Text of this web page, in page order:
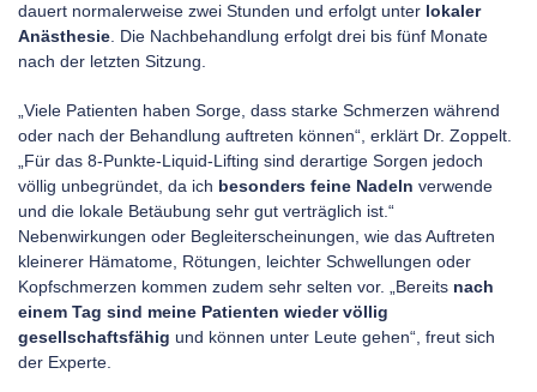
dauert normalerweise zwei Stunden und erfolgt unter lokaler
Anästhesie . Die Nachbehandlung erfolgt drei bis fünf Monate
nach der letzten Sitzung.
„Viele Patienten haben Sorge, dass starke Schmerzen während
oder nach der Behandlung auftreten können“, erklärt Dr. Zoppelt.
„Für das 8-Punkte-Liquid-Lifting sind derartige Sorgen jedoch
völlig unbegründet, da ich besonders feine Nadeln verwende
und die lokale Betäubung sehr gut verträglich ist.“
Nebenwirkungen oder Begleiterscheinungen, wie das Auftreten
kleinerer Hämatome, Rötungen, leichter Schwellungen oder
Kopfschmerzen kommen zudem sehr selten vor. „Bereits nach
einem Tag sind meine Patienten wieder völlig
gesellschaftsfähig und können unter Leute gehen“, freut sich
der Experte.